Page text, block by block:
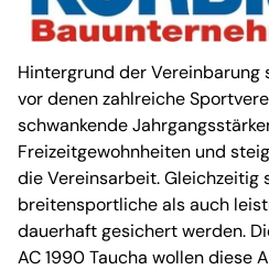
Hintergrund der Vereinbarung
vor denen zahlreiche
schwankende
Freizeitgewohnheiten und
die Vereinsarbeit. Gleichzeitig
breitensportliche als auch
dauerhaft gesichert werden.
AC 1990 Taucha wollen diese